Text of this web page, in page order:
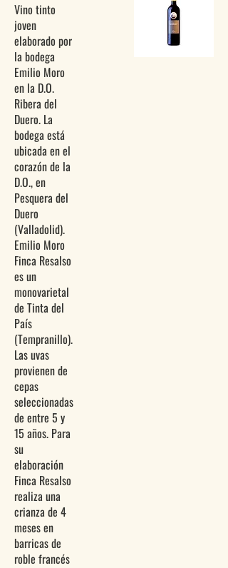
Vino tinto
joven
elaborado por
la bodega
Emilio Moro
en la D.O.
Ribera del
Duero. La
bodega está
ubicada en el
corazón de la
D.O., en
Pesquera del
Duero
(Valladolid).
Emilio Moro
Finca Resalso
es un
monovarietal
de Tinta del
País
(Tempranillo).
Las uvas
provienen de
cepas
seleccionadas
de entre 5 y
15 años. Para
su
elaboración
Finca Resalso
realiza una
crianza de 4
meses en
barricas de
roble francés